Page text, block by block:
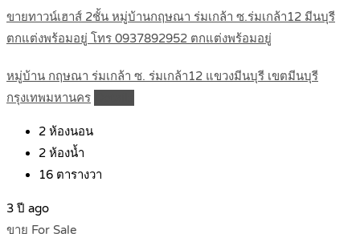
ขายทาวน์เฮาส์ 2ชั้น หมู่บ้านกฤษณา ร่มเกล้า ซ.ร่มเกล้า12 มีนบุรี
ตกแต่งพร้อมอยู่ โทร 0937892952 ตกแต่งพร้อมอยู่
หมู่บ้าน กฤษณา ร่มเกล้า ซ. ร่มเกล้า12 แขวงมีนบุรี เขตมีนบุรี
กรุงเทพมหานคร
2 ห้องนอน
2 ห้องน้ำ
16 ตารางวา
3 ปี ago
ขาย For Sale